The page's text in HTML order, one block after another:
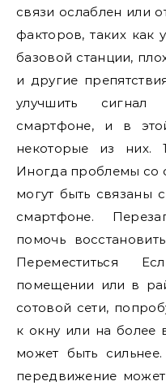
связи ослаблен или
факторов, таких как
базовой станции,
и другие
улучшить
смартфоне, и в
некоторые из них.
Иногда проблемы со
могут быть
смартфоне.
помочь
Переместиться
помещении или в
сотовой сети,
к окну или на более
может быть
передвижение может